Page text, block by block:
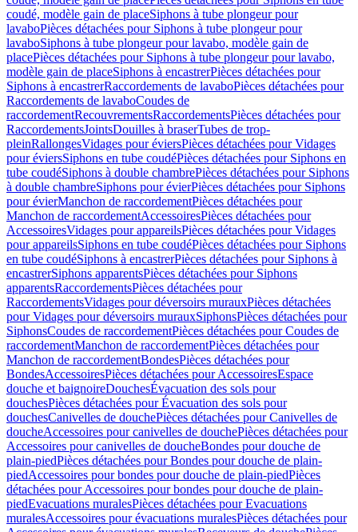
coudé, modèle gain de placeSiphons à tube plongeur pour
lavaboPièces détachées pour Siphons à tube plongeur pour
lavaboSiphons à tube plongeur pour lavabo, modèle gain de
placePièces détachées pour Siphons à tube plongeur pour lavabo,
modèle gain de placeSiphons à encastrerPièces détachées pour
Siphons à encastrerRaccordements de lavaboPièces détachées pour
Raccordements de lavaboCoudes de
raccordementRecouvrementsRaccordementsPièces détachées pour
RaccordementsJointsDouilles à braserTubes de trop-
pleinRallongesVidages pour éviersPièces détachées pour Vidages
pour éviersSiphons en tube coudéPièces détachées pour Siphons en
tube coudéSiphons à double chambrePièces détachées pour Siphons
à double chambreSiphons pour évierPièces détachées pour Siphons
pour évierManchon de raccordementPièces détachées pour
Manchon de raccordementAccessoiresPièces détachées pour
AccessoiresVidages pour appareilsPièces détachées pour Vidages
pour appareilsSiphons en tube coudéPièces détachées pour Siphons
en tube coudéSiphons à encastrerPièces détachées pour Siphons à
encastrerSiphons apparentsPièces détachées pour Siphons
apparentsRaccordementsPièces détachées pour
RaccordementsVidages pour déversoirs murauxPièces détachées
pour Vidages pour déversoirs murauxSiphonsPièces détachées pour
SiphonsCoudes de raccordementPièces détachées pour Coudes de
raccordementManchon de raccordementPièces détachées pour
Manchon de raccordementBondesPièces détachées pour
BondesAccessoiresPièces détachées pour AccessoiresEspace
douche et baignoireDouchesÉvacuation des sols pour
douchesPièces détachées pour Évacuation des sols pour
douchesCanivelles de douchePièces détachées pour Canivelles de
doucheAccessoires pour canivelles de douchePièces détachées pour
Accessoires pour canivelles de doucheBondes pour douche de
plain-piedPièces détachées pour Bondes pour douche de plain-
piedAccessoires pour bondes pour douche de plain-piedPièces
détachées pour Accessoires pour bondes pour douche de plain-
piedEvacuations muralesPièces détachées pour Evacuations
muralesAccessoires pour évacuations muralesPièces détachées pour